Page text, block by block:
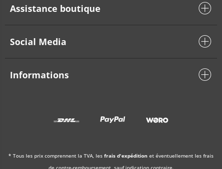
Assistance boutique
Social Media
Informations
* Tous les prix comprennent la TVA, les frais d'expédition et éventuellement les frais